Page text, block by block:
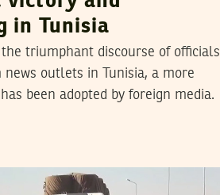
in Tunisia
triumphant discourse of officials
outlets in Tunisia, a more
been adopted by foreign media.